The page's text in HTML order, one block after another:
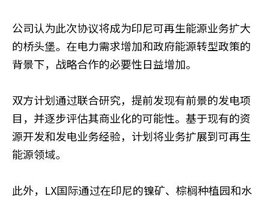
公司认为此次协议将成为印尼可再生能源业务扩大
的桥头堡。在电力需求增加和政府能源转型政策的
背景下，战略合作的必要性日益增加。
双方计划通过联合研究，提前发现有前景的发电项
目，并逐步评估其商业化的可能性。基于现有的资
源开发和发电业务经验，计划将业务扩展到可再生
能源领域。
此外，LX国际通过在印尼的镍矿、棕榈种植园和水